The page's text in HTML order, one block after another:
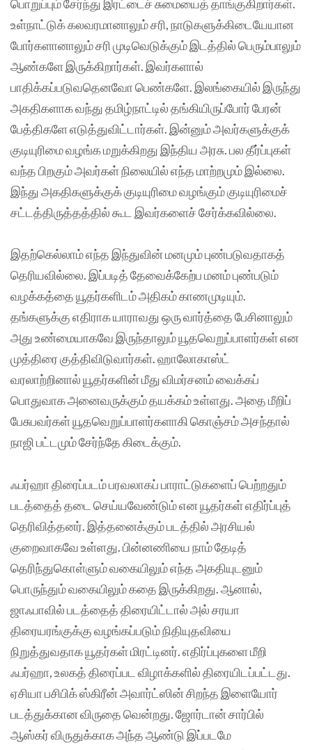
பொறுப்பும் சேர்ந்து இரட்டைச் சுமையைத் தாங்குகிறார்கள்.
உள்நாட்டுக் கலவரமானாலும் சரி, நாடுகளுக்கிடையேயான
போர்களானாலும் சரி முடிவெடுக்கும் இடத்தில் பெரும்பாலும்
ஆண்களே இருக்கிறார்கள். இவர்களால்
பாதிக்கப்படுவதெனவோ பெண்களே. இலங்கையில் இருந்து
அகதிகளாக வந்து தமிழ்நாட்டில் தங்கியிருப்போர் பேரன்
பேத்திகளே எடுத்துவிட்டார்கள். இன்னும் அவர்களுக்குக்
குடியுரிமை வழங்க மறுக்கிறது இந்திய அரசு. பல தீர்ப்புகள்
வந்த பிறகும் அவர்கள் நிலையில் எந்த மாற்றமும் இல்லை.
இந்து அகதிகளுக்குக் குடியுரிமை வழங்கும் குடியுரிமைச்
சட்டத்திருத்தத்தில் கூட இவர்களைச் சேர்க்கவில்லை.
இதற்கெல்லாம் எந்த இந்துவின் மனமும் புண்படுவதாகத்
தெரியவில்லை. இப்படித் தேவைக்கேற்ப மனம் புண்படும்
வழக்கத்தை யூதர்களிடம் அதிகம் காணமுடியும்.
தங்களுக்கு எதிராக யாராவது ஒரு வார்த்தை பேசினாலும்
அது உண்மையாகவே இருந்தாலும் யூதவெறுப்பாளர்கள் என
முத்திரை குத்திவிடுவார்கள். ஹாலோகாஸ்ட்
வரலாற்றினால் யூதர்களின் மீது விமர்சனம் வைக்கப்
பொதுவாக அனைவருக்கும் தயக்கம் உள்ளது. அதை மீறிப்
பேசுபவர்கள் யூதவெறுப்பாளர்களாகி கொஞ்சம் அசந்தால்
நாஜி பட்டமும் சேர்ந்தே கிடைக்கும்.
ஃபர்ஹா திரைப்படம் பரவலாகப் பாராட்டுகளைப் பெற்றதும்
படத்தைத் தடை செய்யவேண்டும் என யூதர்கள் எதிர்ப்புத்
தெரிவித்தனர். இத்தனைக்கும் படத்தில் அரசியல்
குறைவாகவே உள்ளது. பின்னணியை நாம் தேடித்
தெரிந்துகொள்ளும் வகையிலும் எந்த அகதியுடனும்
பொருந்தும் வகையிலும் கதை இருக்கிறது. ஆனால்,
ஜாஃபாவில் படத்தைத் திரையிட்டால் அல் சரயா
திரையரங்குக்கு வழங்கப்படும் நிதியுதவியை
நிறுத்துவதாக யூதர்கள் மிரட்டினர். எதிர்ப்புகளை மீறி
ஃபர்ஹா, உலகத் திரைப்பட விழாக்களில் திரையிடப்பட்டது.
ஏசியா பசிபிக் ஸ்கிரீன் அவார்ட்ஸின் சிறந்த இளையோர்
படத்துக்கான விருதை வென்றது. ஜோர்டான் சார்பில்
ஆஸ்கர் விருதுக்காக அந்த ஆண்டு இப்படமே